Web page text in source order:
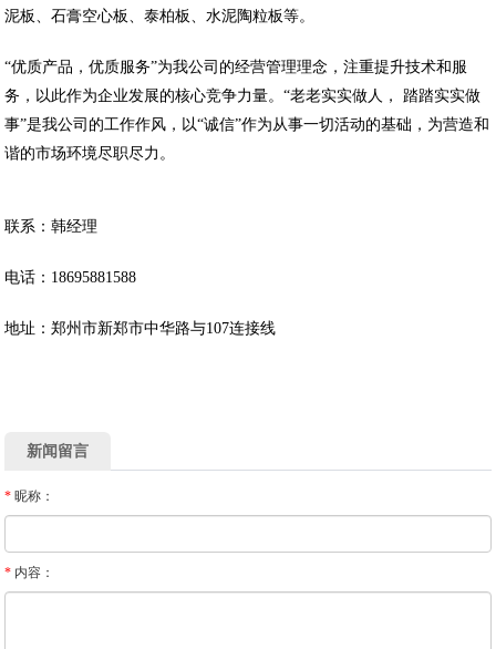
泥板、石膏空心板、泰柏板、水泥陶粒板等。
“优质产品，优质服务”为我公司的经营管理理念，注重提升技术和服
务，以此作为企业发展的核心竞争力量。“老老实实做人， 踏踏实实做
事”是我公司的工作作风，以“诚信”作为从事一切活动的基础，为营造和
谐的市场环境尽职尽力。
联系：韩经理
电话：18695881588
地址：郑州市新郑市中华路与107连接线
新闻留言
* 昵称：
* 内容：